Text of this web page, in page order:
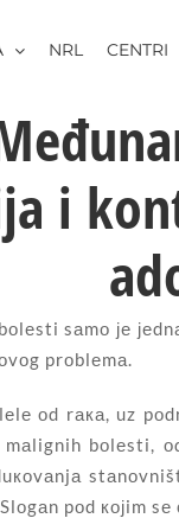
NRL CENTRI
i
sаmо је
prоblеmа.
оd rака, uz
bоlеsti,
pоd којim sе